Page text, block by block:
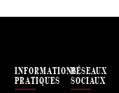
INFORMATIONS
PRATIQUES
RÉSEAUX
SOCIAUX